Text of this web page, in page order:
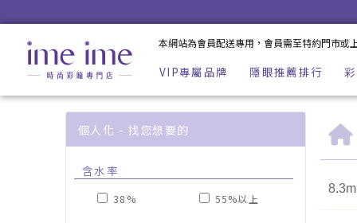
本網站為會員配送專用，會員需至特約門市或
VIP專屬品牌 隱眼推薦排行
個人化 - 找您想要的
含水率
38% 55%以上